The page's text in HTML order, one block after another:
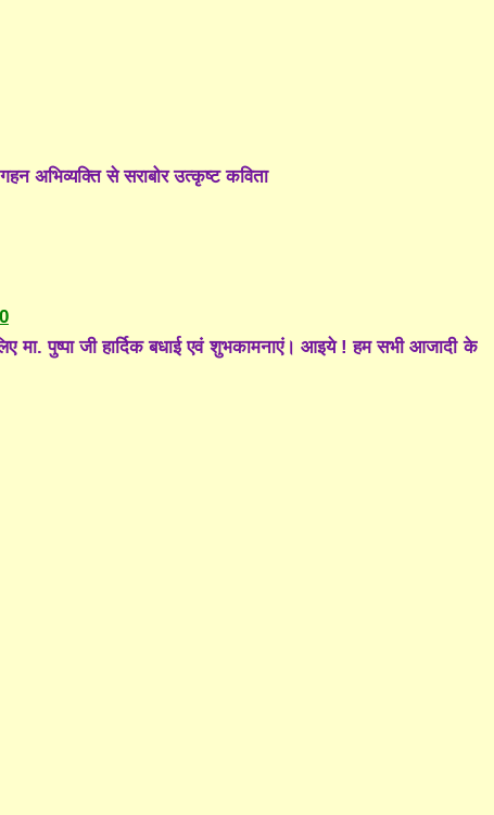
अभिव्यक्ति से सराबोर उत्कृष्ट कविता
मा. पुष्पा जी हार्दिक बधाई एवं शुभकामनाएं। आइये ! हम सभी आजादी के